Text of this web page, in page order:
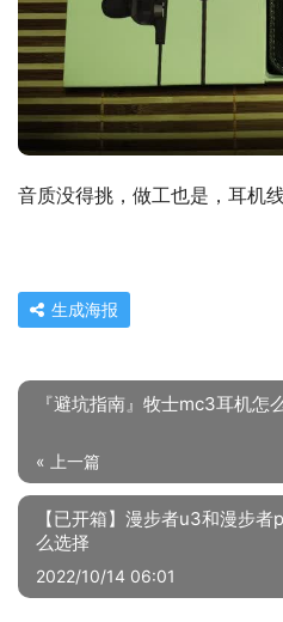
音质没得挑，做工也是，耳机
生成海报
『避坑指南』牧士mc3耳机怎
« 上一篇
【已开箱】漫步者u3和漫步
么选择
2022/10/14 06:01